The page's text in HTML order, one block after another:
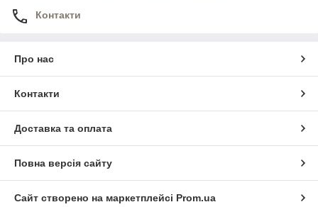
Контакти
Про нас
Контакти
Доставка та оплата
Повна версія сайту
Сайт створено на маркетплейсі Prom.ua